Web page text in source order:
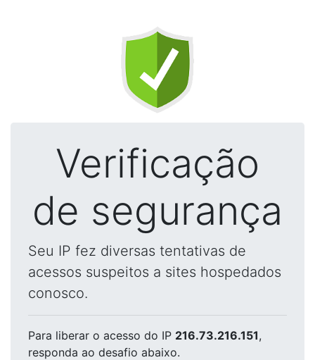
Verificação
de segurança
Seu IP fez diversas tentativas de
acessos suspeitos a sites hospedados
conosco.
Para liberar o acesso do IP 216.73.216.151,
responda ao desafio abaixo.